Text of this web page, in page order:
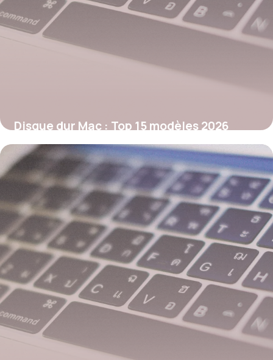
Disque dur Mac : Top 15 modèles 2026
29 mai 2026